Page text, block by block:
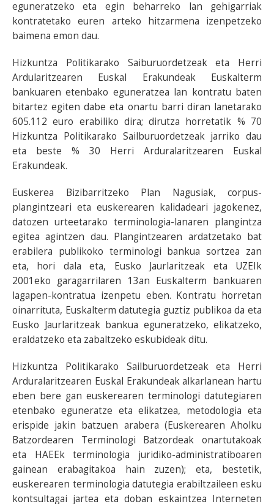
eguneratzeko eta egin beharreko lan gehigarriak
kontratetako euren arteko hitzarmena izenpetzeko
baimena emon dau.
Hizkuntza Politikarako Saiburuordetzeak eta Herri
Ardularitzearen Euskal Erakundeak Euskalterm
bankuaren etenbako eguneratzea lan kontratu baten
bitartez egiten dabe eta onartu barri diran lanetarako
605.112 euro erabiliko dira; dirutza horretatik % 70
Hizkuntza Politikarako Sailburuordetzeak jarriko dau
eta beste % 30 Herri Arduralaritzearen Euskal
Erakundeak.
Euskerea Bizibarritzeko Plan Nagusiak, corpus-
plangintzeari eta euskerearen kalidadeari jagokenez,
datozen urteetarako terminologia-lanaren plangintza
egitea agintzen dau. Plangintzearen ardatzetako bat
erabilera publikoko terminologi bankua sortzea zan
eta, hori dala eta, Eusko Jaurlaritzeak eta UZEIk
2001eko garagarrilaren 13an Euskalterm bankuaren
lagapen-kontratua izenpetu eben. Kontratu horretan
oinarrituta, Euskalterm datutegia guztiz publikoa da eta
Eusko Jaurlaritzeak bankua eguneratzeko, elikatzeko,
eraldatzeko eta zabaltzeko eskubideak ditu.
Hizkuntza Politikarako Sailburuordetzeak eta Herri
Arduralaritzearen Euskal Erakundeak alkarlanean hartu
eben bere gan euskerearen terminologi datutegiaren
etenbako eguneratze eta elikatzea, metodologia eta
erispide jakin batzuen arabera (Euskerearen Aholku
Batzordearen Terminologi Batzordeak onartutakoak
eta HAEEk terminologia juridiko-administratiboaren
gainean erabagitakoa hain zuzen); eta, bestetik,
euskerearen terminologia datutegia erabiltzaileen esku
kontsultagai jartea eta doban eskaintzea Interneten